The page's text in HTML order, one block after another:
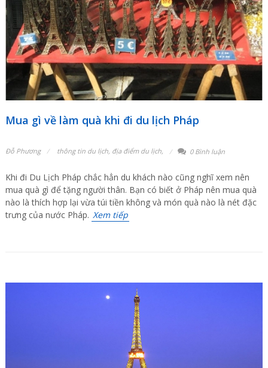
Mua gì về làm quà khi đi du lịch Pháp
Đỗ Phương thông tin du lịch, địa điểm du lịch, 0 Bình luận
Khi đi Du Lịch Pháp chắc hẳn du khách nào cũng nghĩ xem nên
mua quà gì để tặng người thân. Bạn có biết ở Pháp nên mua quà
nào là thích hợp lại vừa túi tiền không và món quà nào là nét đặc
trưng của nước Pháp. Xem tiếp